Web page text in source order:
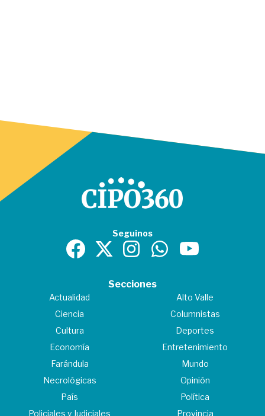
Seguinos
Secciones
Actualidad
Alto Valle
Ciencia
Columnistas
Cultura
Deportes
Economía
Entretenimiento
Farándula
Mundo
Necrológicas
Opinión
País
Política
Policiales y Judiciales
Provincia